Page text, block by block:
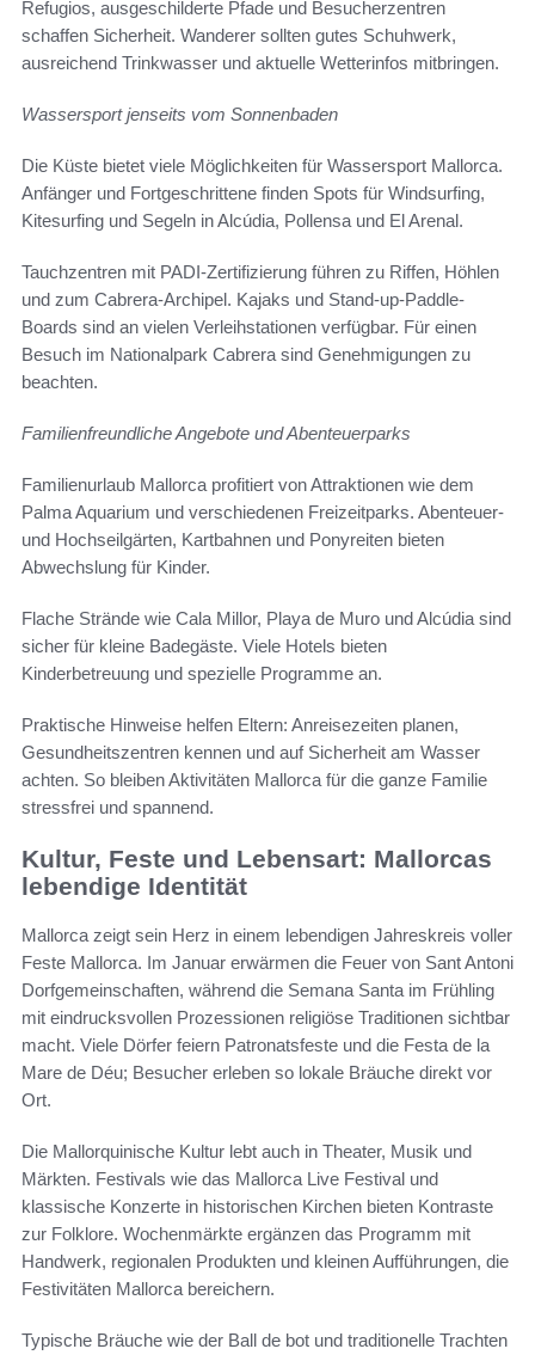
Refugios, ausgeschilderte Pfade und Besucherzentren
schaffen Sicherheit. Wanderer sollten gutes Schuhwerk,
ausreichend Trinkwasser und aktuelle Wetterinfos mitbringen.
Wassersport jenseits vom Sonnenbaden
Die Küste bietet viele Möglichkeiten für Wassersport Mallorca.
Anfänger und Fortgeschrittene finden Spots für Windsurfing,
Kitesurfing und Segeln in Alcúdia, Pollensa und El Arenal.
Tauchzentren mit PADI-Zertifizierung führen zu Riffen, Höhlen
und zum Cabrera-Archipel. Kajaks und Stand-up-Paddle-
Boards sind an vielen Verleihstationen verfügbar. Für einen
Besuch im Nationalpark Cabrera sind Genehmigungen zu
beachten.
Familienfreundliche Angebote und Abenteuerparks
Familienurlaub Mallorca profitiert von Attraktionen wie dem
Palma Aquarium und verschiedenen Freizeitparks. Abenteuer-
und Hochseilgärten, Kartbahnen und Ponyreiten bieten
Abwechslung für Kinder.
Flache Strände wie Cala Millor, Playa de Muro und Alcúdia sind
sicher für kleine Badegäste. Viele Hotels bieten
Kinderbetreuung und spezielle Programme an.
Praktische Hinweise helfen Eltern: Anreisezeiten planen,
Gesundheitszentren kennen und auf Sicherheit am Wasser
achten. So bleiben Aktivitäten Mallorca für die ganze Familie
stressfrei und spannend.
Kultur, Feste und Lebensart: Mallorcas
lebendige Identität
Mallorca zeigt sein Herz in einem lebendigen Jahreskreis voller
Feste Mallorca. Im Januar erwärmen die Feuer von Sant Antoni
Dorfgemeinschaften, während die Semana Santa im Frühling
mit eindrucksvollen Prozessionen religiöse Traditionen sichtbar
macht. Viele Dörfer feiern Patronatsfeste und die Festa de la
Mare de Déu; Besucher erleben so lokale Bräuche direkt vor
Ort.
Die Mallorquinische Kultur lebt auch in Theater, Musik und
Märkten. Festivals wie das Mallorca Live Festival und
klassische Konzerte in historischen Kirchen bieten Kontraste
zur Folklore. Wochenmärkte ergänzen das Programm mit
Handwerk, regionalen Produkten und kleinen Aufführungen, die
Festivitäten Mallorca bereichern.
Typische Bräuche wie der Ball de bot und traditionelle Trachten